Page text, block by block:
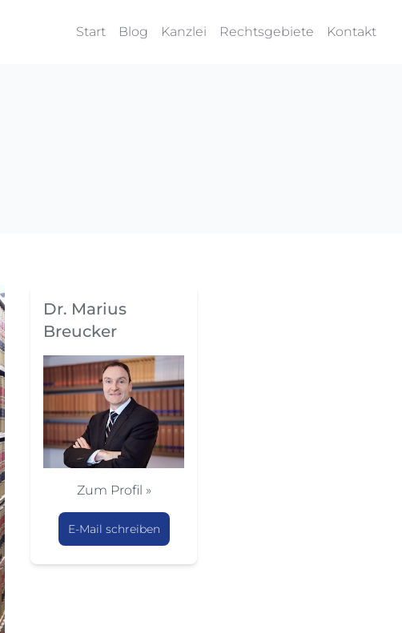
Start Blog Kanzlei Rechtsgebiete Kontakt
Dr. Marius
Breucker
Zum Profil »
E-Mail schreiben